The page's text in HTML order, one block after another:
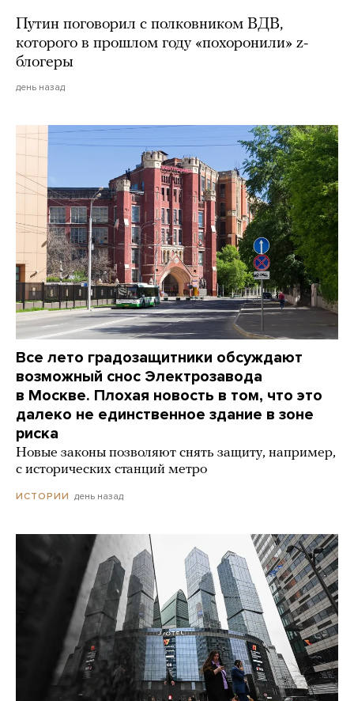
Путин поговорил с полковником ВДВ,
которого в прошлом году «похоронили» z-
блогеры
день назад
Все лето градозащитники обсуждают
возможный снос Электрозавода
в Москве. Плохая новость в том, что это
далеко не единственное здание в зоне
риска
Новые законы позволяют снять защиту, например,
с исторических станций метро
ИСТОРИИ день назад